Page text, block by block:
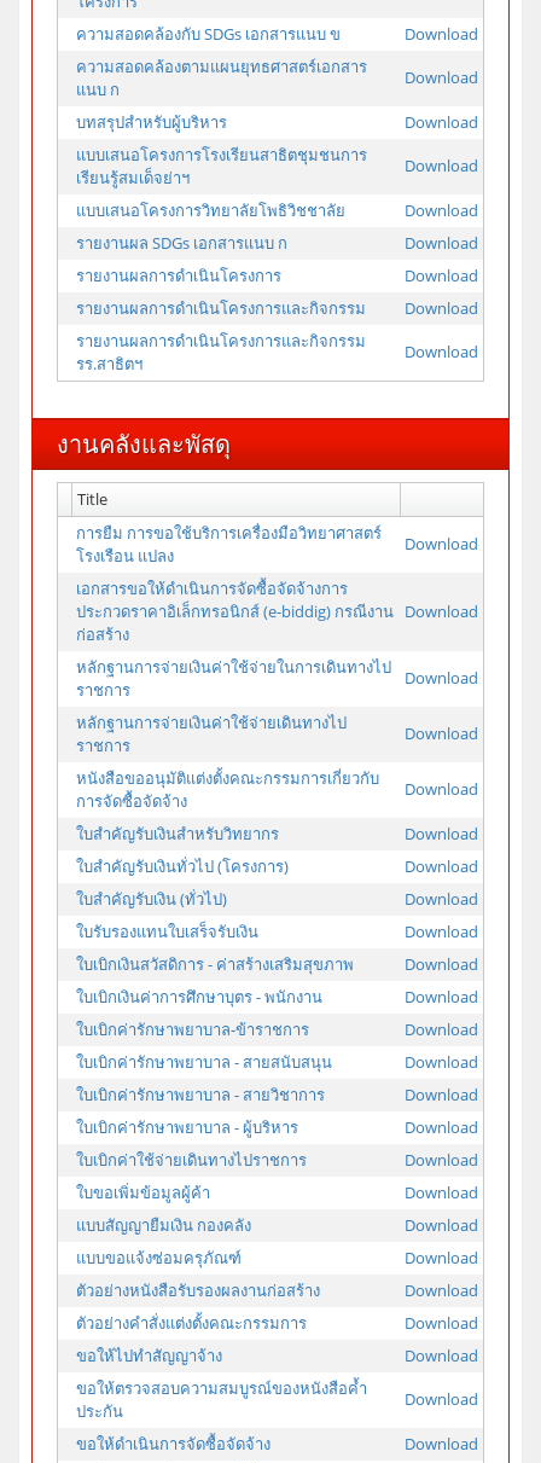
ความสอดคล้องกับ SDGs เอกสารแนบ ข
Download
ความสอดคล้องตามแผนยุทธศาสตร์เอกสาร
แนบ ก
Download
บทสรุปสำหรับผู้บริหาร
Download
แบบเสนอโครงการโรงเรียนสาธิตชุมชนการ
เรียนรู้สมเด็จย่าฯ
Download
แบบเสนอโครงการวิทยาลัยโพธิวิชชาลัย
Download
รายงานผล SDGs เอกสารแนบ ก
Download
รายงานผลการดำเนินโครงการ
Download
รายงานผลการดำเนินโครงการและกิจกรรม
Download
รายงานผลการดำเนินโครงการและกิจกรรม
รร.สาธิตฯ
Download
งานคลังและพัสดุ
Title
การยืม การขอใช้บริการเครื่องมือวิทยาศาสตร์
โรงเรือน แปลง
Download
เอกสารขอให้ดำเนินการจัดซื้อจัดจ้างการ
ประกวดราคาอิเล็กทรอนิกส์ (e-biddig) กรณีงาน
ก่อสร้าง
Download
หลักฐานการจ่ายเงินค่าใช้จ่ายในการเดินทางไป
ราชการ
Download
หลักฐานการจ่ายเงินค่าใช้จ่ายเดินทางไป
ราชการ
Download
หนังสือขออนุมัติแต่งตั้งคณะกรรมการเกี่ยวกับ
การจัดซื้อจัดจ้าง
Download
ใบสำคัญรับเงินสำหรับวิทยากร
Download
ใบสำคัญรับเงินทั่วไป (โครงการ)
Download
ใบสำคัญรับเงิน (ทั่วไป)
Download
ใบรับรองแทนใบเสร็จรับเงิน
Download
ใบเบิกเงินสวัสดิการ - ค่าสร้างเสริมสุขภาพ
Download
ใบเบิกเงินค่าการศึกษาบุตร - พนักงาน
Download
ใบเบิกค่ารักษาพยาบาล-ข้าราชการ
Download
ใบเบิกค่ารักษาพยาบาล - สายสนับสนุน
Download
ใบเบิกค่ารักษาพยาบาล - สายวิชาการ
Download
ใบเบิกค่ารักษาพยาบาล - ผู้บริหาร
Download
ใบเบิกค่าใช้จ่ายเดินทางไปราชการ
Download
ใบขอเพิ่มข้อมูลผู้ค้า
Download
แบบสัญญายืมเงิน กองคลัง
Download
แบบขอแจ้งซ่อมครุภัณฑ์
Download
ตัวอย่างหนังสือรับรองผลงานก่อสร้าง
Download
ตัวอย่างคำสั่งแต่งตั้งคณะกรรมการ
Download
ขอให้ไปทำสัญญาจ้าง
Download
ขอให้ตรวจสอบความสมบูรณ์ของหนังสือค้ำ
ประกัน
Download
ขอให้ดำเนินการจัดซื้อจัดจ้าง
Download